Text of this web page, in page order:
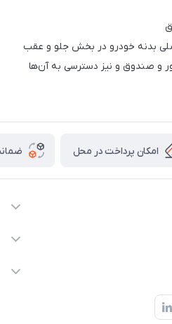
بدنه خودرو در بخش جلو و عقب
و صندوق و نیز دسترسی به آن‌ها
امکان پرداخت در محل